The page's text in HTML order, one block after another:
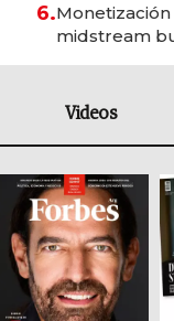
6.
midstream
Videos